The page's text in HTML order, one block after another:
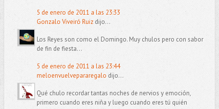
5 de enero de 2011 a las 23:33
Gonzalo Viveiró Ruizdijo...
Los Reyes son como el Domingo. Muy chulos pero con sabor
de fin de fiesta...
5 de enero de 2011 a las 23:44
meloenvuelvepararegalo dijo...
Qué chulo recordar tantas noches de nervios y emoción,
primero cuando eres niña y luego cuando eres tú quién